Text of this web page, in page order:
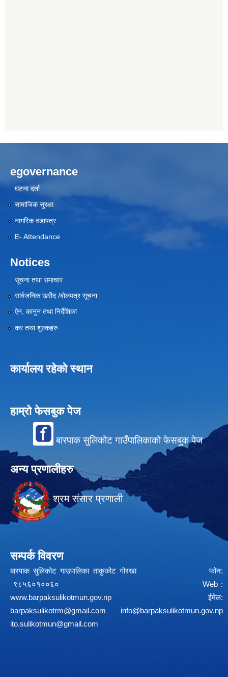
egovernance
घटना दर्ता
सामाजिक सुरक्षा
नागरिक वडापत्र
E- Attendance
Notices
सूचना तथा समाचार
सार्वजनिक खरीद /बोलपत्र सूचना
ऐन, कानुन तथा निर्देशिका
कर तथा शुल्कहरु
कार्यालय रहेको स्थान
हाम्रो फेसबुक पेज
बारपाक सुलिकोट गाउँपालिकाको फेसबुक पेज
अन्य प्रणालीहरु
श्रम संसार प्रणाली
सम्पर्क विवरण
बारपाक सुलिकोट गाउपालिका ताकुकोट गोरखा फोन:
९८५६०१००६० Web :
www.barpaksulikotmun.gov.np
ईमेल:
barpaksulikotrm@gmail.com
info@barpaksulikotmun.gov.np
ito.sulikotmun@gmail.com